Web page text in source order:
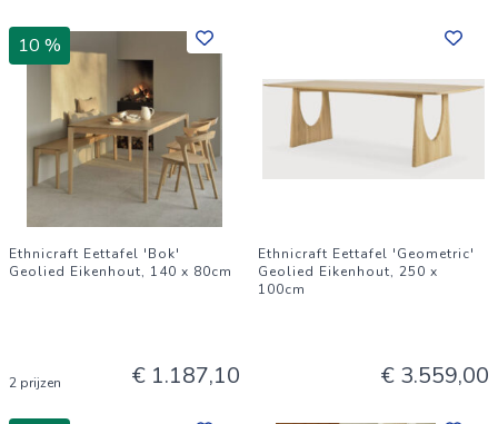
10 %
Ethnicraft Eettafel 'Bok'
Geolied Eikenhout, 140 x 80cm
2 prijzen € 1.187,10
Ethnicraft Eettafel 'Geometric'
Geolied Eikenhout, 250 x
100cm
€ 3.559,00